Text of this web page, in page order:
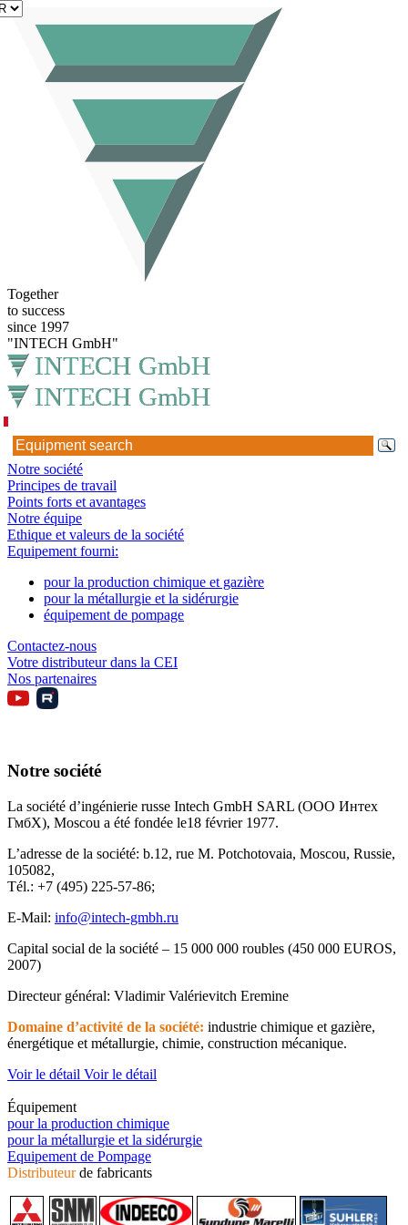
Together
to success
since 1997
"INTECH GmbH"
FR
Notre société
Principes de travail
Points forts et avantages
Notre équipe
Ethique et valeurs de la société
Equipement fourni:
pour la production chimique et gazière
pour la métallurgie et la sidérurgie
équipement de pompage
Contactez-nous
Votre distributeur dans la CEI
Nos partenaires
Notre société
La société d’ingénierie russe Intech GmbH SARL (ООО Интех
ГмбХ), Moscou a été fondée le18 février 1977.
L’adresse de la société: b.12, rue M. Potchotovaia, Moscou, Russie,
105082,
Tél.: +7 (495) 225-57-86;
E-Mail: info@intech-gmbh.ru
Capital social de la société – 15 000 000 roubles (450 000 EUROS,
2007)
Directeur général: Vladimir Valérievitch Eremine
Domaine d’activité de la société: industrie chimique et gazière,
énergétique et métallurgie, chimie, construction mécanique.
Voir le détail Voir le détail
Équipement
pour la production chimique
pour la métallurgie et la sidérurgie
Equipement de Pompage
Distributeurde fabricants